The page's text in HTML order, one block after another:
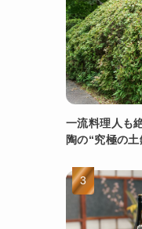
一流料理人も
陶の“究極の